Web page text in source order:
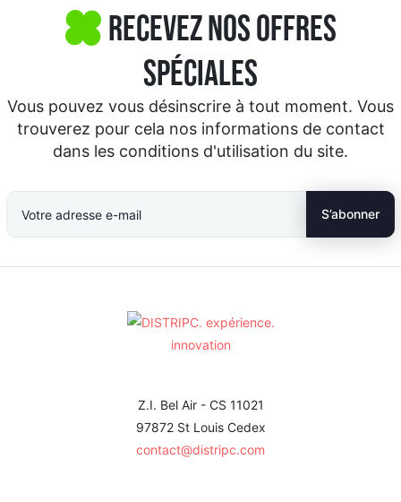
Recevez nos offres
spéciales
Vous pouvez vous désinscrire à tout moment. Vous
trouverez pour cela nos informations de contact
dans les conditions d'utilisation du site.
Z.I. Bel Air - CS 11021
97872 St Louis Cedex
contact@distripc.com